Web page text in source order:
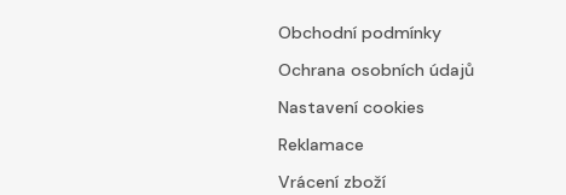
Obchodní podmínky
Ochrana osobních údajů
Nastavení cookies
Reklamace
Vrácení zboží